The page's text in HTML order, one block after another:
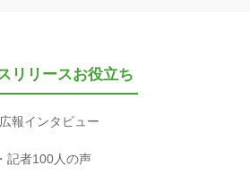
リリースお役立ち
広報インタビュー
記者100人の声